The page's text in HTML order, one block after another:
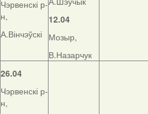
Чэрвенскі р-
н,
А.Вінчэўскі
12.04
Мозыр,
В.Назарчук
26.04
Чэрвенскі р-
н,